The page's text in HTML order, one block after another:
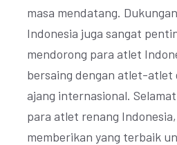
masa mendatang.
Indonesia juga sangat
mendorong para atlet
bersaing dengan atlet-atlet
ajang internasional.
para atlet renang
memberikan yang terbaik